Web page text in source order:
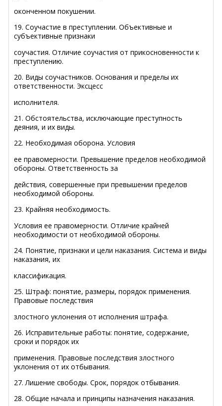
оконченном покушении.
19. Соучастие в преступлении. Объективные и
субъективные признаки
соучастия. Отличие соучастия от прикосновенности к
преступлению.
20. Виды соучастников. Основания и пределы их
ответственности. Эксцесс
исполнителя.
21. Обстоятельства, исключающие преступность
деяния, и их виды.
22. Необходимая оборона. Условия
ее правомерности. Превышение пределов необходимой
обороны. Ответственность за
действия, совершенные при превышении пределов
необходимой обороны.
23. Крайняя необходимость.
Условия ее правомерности. Отличие крайней
необходимости от необходимой обороны.
24. Понятие, признаки и цели наказания. Система и виды
наказания, их
классификация.
25. Штраф: понятие, размеры, порядок применения.
Правовые последствия
злостного уклонения от исполнения штрафа.
26. Исправительные работы: понятие, содержание,
сроки и порядок их
применения. Правовые последствия злостного
уклонения от их отбывания.
27. Лишение свободы. Срок, порядок отбывания.
28. Общие начала и принципы назначения наказания.